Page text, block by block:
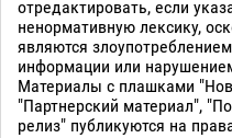
отредактировать, если
ненормативную лексику,
являются
информации или
Материалы с плашками
"Партнерский материал",
релиз" публикуются на